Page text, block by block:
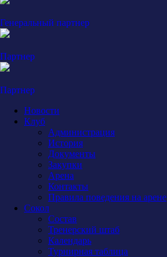
Генеральный партнер
Партнер
Партнер
Новости
Клуб
Администрация
История
Документы
Закупки
Арена
Контакты
Правила поведения на арене
Сокол
Состав
Тренерский штаб
Календарь
Турнирная таблица